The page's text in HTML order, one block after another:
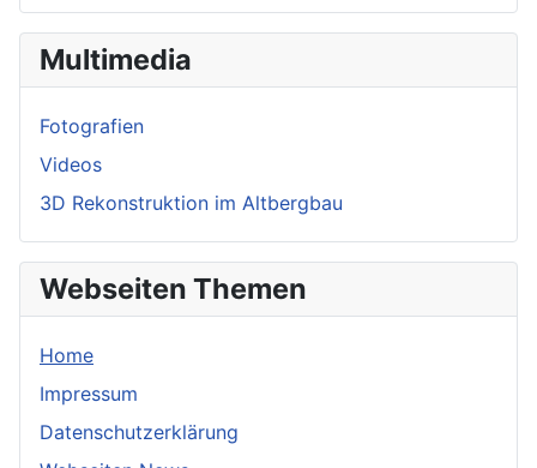
Multimedia
Fotografien
Videos
3D Rekonstruktion im Altbergbau
Webseiten Themen
Home
Impressum
Datenschutzerklärung